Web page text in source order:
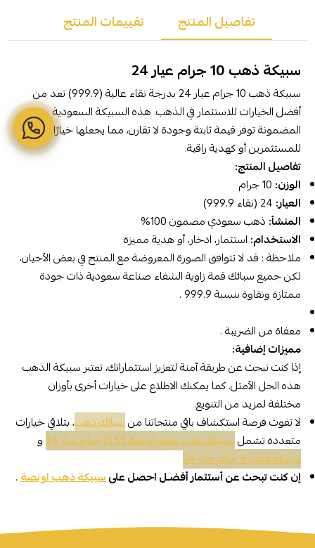
تفاصيل المنتج تقييمات المنتج
سبيكة ذهب 10 جرام عيار 24
سبيكة ذهب 10 جرام عيار 24 بدرجة نقاء عالية (999.9) تعد من
أفضل الخيارات للاستثمار في الذهب. هذه السبيكة السعودية
المضمونة توفر قيمة ثابتة وجودة لا تقارن، مما يجعلها خيارًا مثاليًا
للمستثمرين أو كهدية راقية.
تفاصيل المنتج:
الوزن:
العيار:
المنشأ: ذهب سعودي مضمون 100%
الاستخدام: استثمار، ادخار، أو هدية مميزة
ملاحظة : قد لا تتوافق الصورة المعروضة مع المنتج في بعض الأحيان،
لكن جميع سبائك قمة زاوية الشفاء صناعة سعوديةذات جودة
ممتازة ونقاوة بنسبة 999.9 .
معفاة من الضريبة .
مميزات إضافية:
إذا كنت تبحث عن طريقة آمنة لتعزيز استثماراتك، تعتبر سبيكة الذهب
هذه الحل الأمثل. كما يمكنك الاطلاع على خيارات أخرى بأوزان
مختلفة لمزيد من التنويع.
لا تفوت فرصة استكشاف باقي منتجاتنا منسبائك ذهب، بتلاقي خيارات
متعددة تشملسبيكة ذهب نصف اونصة 15.55 جرام عيار 24
و
سبيكة ذهب 5 جرام عيار 24
إن كنت تبحث عن أستثمار أفضـل احصل علىسبيكة ذهب اونصة.